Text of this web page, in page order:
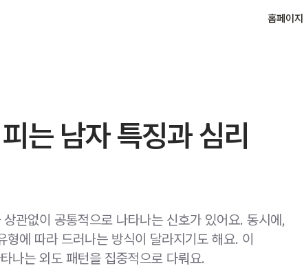
홈페이지
는 남자 특징과 심리
관없이 공통적으로 나타나는 신호가 있어요. 동시에,
형에 따라 드러나는 방식이 달라지기도 해요. 이
나는 외도 패턴을 집중적으로 다뤄요.